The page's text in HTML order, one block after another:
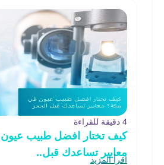
4 دقيقة للقراءة
كيف تختار افضل طبيب
معايير تساعدك قبل..
اقرأ المزيد